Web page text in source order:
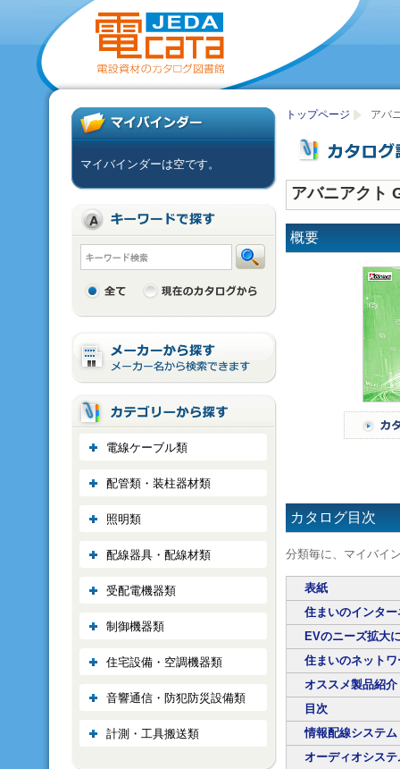
トップページ アバ
アバニアクト
概要
カタログ目次
分類毎に、マイバイ
表紙
住まいのインタ
EVのニーズ拡大
住まいのネット
オススメ製品紹介
目次
情報配線システム
オーディオシス
マイバインダーは空です。
電線ケーブル類
配管類・装柱器材類
照明類
配線器具・配線材類
受配電機器類
制御機器類
住宅設備・空調機器類
音響通信・防犯防災設備類
計測・工具搬送類